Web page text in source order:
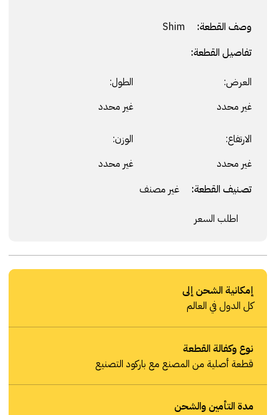
وصف القطعة:
تفاصيل القطعة:
العرض:
غير محدد
الطول:
غير محدد
الارتفاع:
غير محدد
الوزن:
غير محدد
تصنيف القطعة: غير مصنف
اطلب السعر
إمكانية الشحن إلى
كل الدول في العالم
نوع وكفالة القطعة
قطعة أصلية من المصنع مع باركود التصنيع
مدة التأمين والشحن